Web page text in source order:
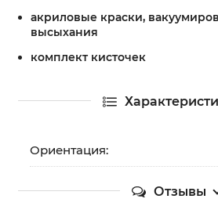
акриловые краски,
высыхания
комплект кисточек
Ориентация:
Отзывы